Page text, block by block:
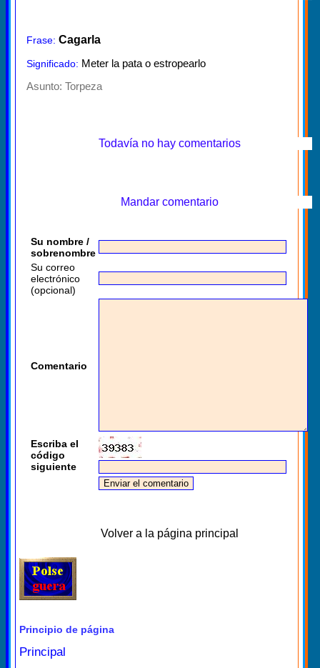
Frase: Cagarla
Significado: Meter la pata o estropearlo
Asunto: Torpeza
Todavía no hay comentarios
Mandar comentario
Su nombre /
sobrenombre
Su correo
electrónico
(opcional)
Comentario
Escriba el
código
siguiente
Volver a la página principal
Principio de página
Principal